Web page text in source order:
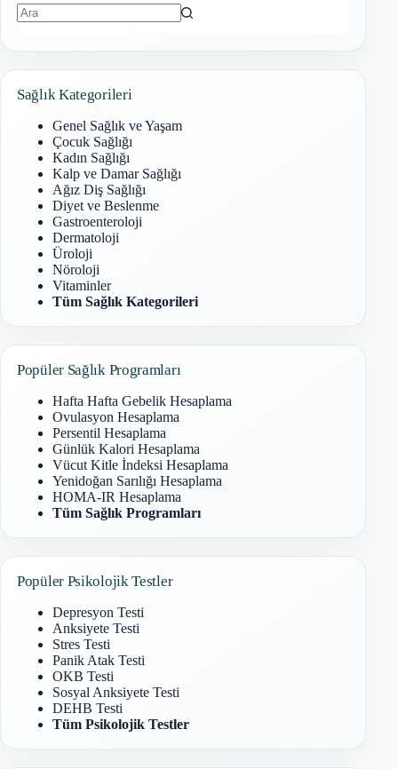
Sağlık Kategorileri
Genel Sağlık ve Yaşam
Çocuk Sağlığı
Kadın Sağlığı
Kalp ve Damar Sağlığı
Ağız Diş Sağlığı
Diyet ve Beslenme
Gastroenteroloji
Dermatoloji
Üroloji
Nöroloji
Vitaminler
Tüm Sağlık Kategorileri
Popüler Sağlık Programları
Hafta Hafta Gebelik Hesaplama
Ovulasyon Hesaplama
Persentil Hesaplama
Günlük Kalori Hesaplama
Vücut Kitle İndeksi Hesaplama
Yenidoğan Sarılığı Hesaplama
HOMA-IR Hesaplama
Tüm Sağlık Programları
Popüler Psikolojik Testler
Depresyon Testi
Anksiyete Testi
Stres Testi
Panik Atak Testi
OKB Testi
Sosyal Anksiyete Testi
DEHB Testi
Tüm Psikolojik Testler